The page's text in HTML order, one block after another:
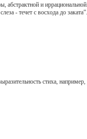
и
- течет с восхода до
стиха,